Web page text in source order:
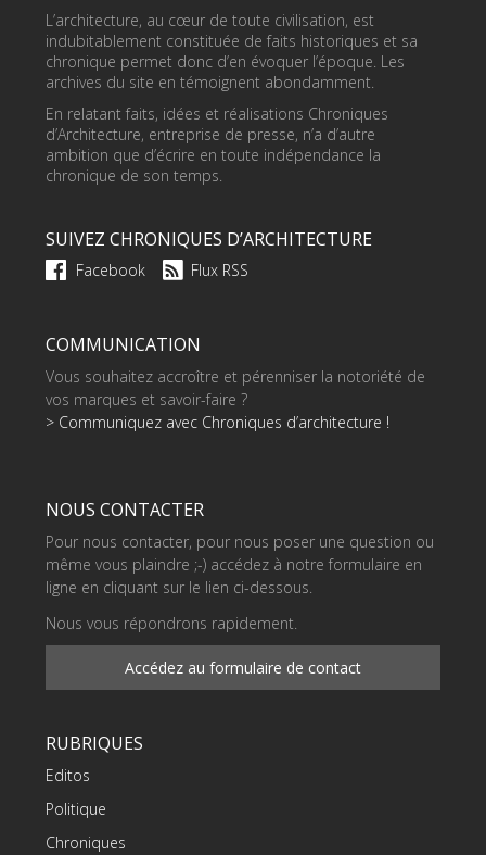
L’architecture, au cœur de toute civilisation, est
indubitablement constituée de faits historiques et sa
chronique permet donc d’en évoquer l’époque. Les
archives du site en témoignent abondamment.
En relatant faits, idées et réalisations Chroniques
d’Architecture, entreprise de presse, n’a d’autre
ambition que d’écrire en toute indépendance la
chronique de son temps.
SUIVEZ CHRONIQUES D’ARCHITECTURE
Facebook Flux RSS
COMMUNICATION
Vous souhaitez accroître et pérenniser la notoriété de
vos marques et savoir-faire ?
> Communiquez avec Chroniques d’architecture !
NOUS CONTACTER
Pour nous contacter, pour nous poser une question ou
même vous plaindre ;-) accédez à notre formulaire en
ligne en cliquant sur le lien ci-dessous.
Nous vous répondrons rapidement.
Accédez au formulaire de contact
RUBRIQUES
Editos
Politique
Chroniques